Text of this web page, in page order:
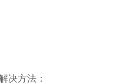
决方法：